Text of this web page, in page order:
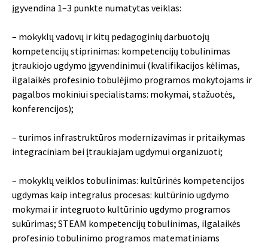
įgyvendina 1–3 punkte numatytas veiklas:
– mokyklų vadovų ir kitų pedagoginių darbuotojų
kompetencijų stiprinimas: kompetencijų tobulinimas
įtraukiojo ugdymo įgyvendinimui (kvalifikacijos kėlimas,
ilgalaikės profesinio tobulėjimo programos mokytojams ir
pagalbos mokiniui specialistams: mokymai, stažuotės,
konferencijos);
– turimos infrastruktūros modernizavimas ir pritaikymas
integraciniam bei įtraukiajam ugdymui organizuoti;
– mokyklų veiklos tobulinimas: kultūrinės kompetencijos
ugdymas kaip integralus procesas: kultūrinio ugdymo
mokymai ir integruoto kultūrinio ugdymo programos
sukūrimas; STEAM kompetencijų tobulinimas, ilgalaikės
profesinio tobulinimo programos matematiniams